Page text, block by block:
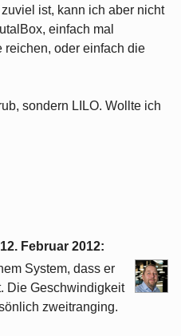
ist, kann ich aber nicht
einfach mal
reichen, oder einfach die
sondern LILO. Wollte ich
Februar 2012:
System, dass er
Die Geschwindigkeit
zweitranging.